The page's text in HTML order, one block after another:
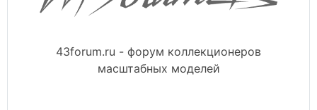
43forum.ru - форум коллекционеров
масштабных моделей